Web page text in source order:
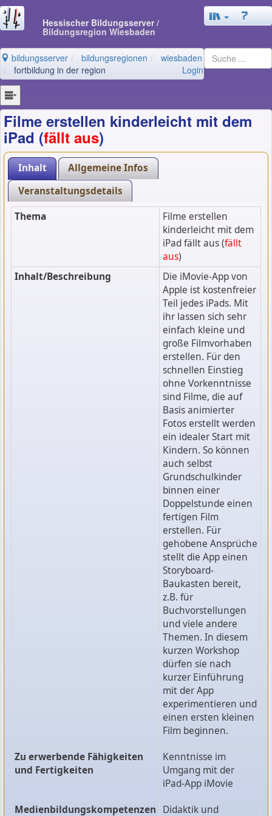
Hessischer Bildungsserver/
Bildungsregion Wiesbaden
bildungsserver bildungsregionen
wiesbaden
fortbildung in der region
Login
Filme erstellen kinderleicht mit dem
iPad (fällt aus)
Inhalt
Allgemeine Infos
Veranstaltungsdetails
Thema
Filme erstellen
kinderleicht mit dem
iPad fällt aus (fällt
aus)
Inhalt/Beschreibung
Die iMovie-App von
Apple ist kostenfreier
Teil jedes iPads. Mit
ihr lassen sich sehr
einfach kleine und
große Filmvorhaben
erstellen. Für den
schnellen Einstieg
ohne Vorkenntnisse
sind Filme, die auf
Basis animierter
Fotos erstellt werden
ein idealer Start mit
Kindern. So können
auch selbst
Grundschulkinder
binnen einer
Doppelstunde einen
fertigen Film
erstellen. Für
gehobene Ansprüche
stellt die App einen
Storyboard-
Baukasten bereit,
z.B. für
Buchvorstellungen
und viele andere
Themen. In diesem
kurzen Workshop
dürfen sie nach
kurzer Einführung
mit der App
experimentieren und
einen ersten kleinen
Film beginnen.
Zu erwerbende Fähigkeiten
und Fertigkeiten
Kenntnisse im
Umgang mit der
iPad-App iMovie
Medienbildungskompetenzen Didaktik und